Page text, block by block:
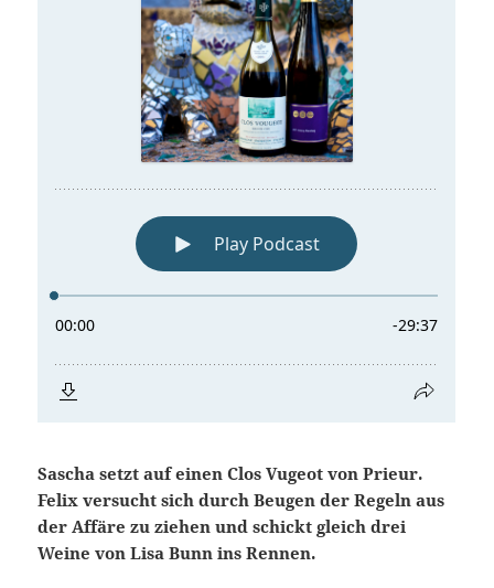
Sascha setzt auf einen Clos Vugeot von Prieur.
Felix versucht sich durch Beugen der Regeln aus
der Affäre zu ziehen und schickt gleich drei
Weine von Lisa Bunn ins Rennen.